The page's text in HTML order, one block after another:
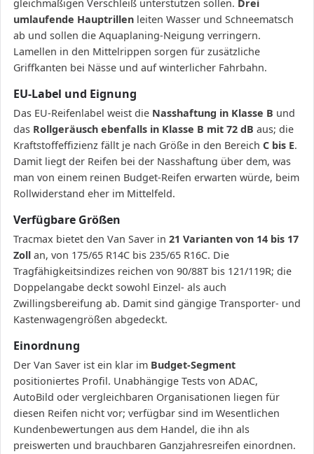
gleichmäßigen Verschleiß unterstützen sollen. Drei
umlaufende Hauptrillen leiten Wasser und Schneematsch
ab und sollen die Aquaplaning-Neigung verringern.
Lamellen in den Mittelrippen sorgen für zusätzliche
Griffkanten bei Nässe und auf winterlicher Fahrbahn.
EU-Label und Eignung
Das EU-Reifenlabel weist die Nasshaftung in Klasse B und
das Rollgeräusch ebenfalls in Klasse B mit 72 dB aus; die
Kraftstoffeffizienz fällt je nach Größe in den Bereich C bis E.
Damit liegt der Reifen bei der Nasshaftung über dem, was
man von einem reinen Budget-Reifen erwarten würde, beim
Rollwiderstand eher im Mittelfeld.
Verfügbare Größen
Tracmax bietet den Van Saver in 21 Varianten von 14 bis 17
Zoll an, von 175/65 R14C bis 235/65 R16C. Die
Tragfähigkeitsindizes reichen von 90/88T bis 121/119R; die
Doppelangabe deckt sowohl Einzel- als auch
Zwillingsbereifung ab. Damit sind gängige Transporter- und
Kastenwagengrößen abgedeckt.
Einordnung
Der Van Saver ist ein klar im Budget-Segment
positioniertes Profil. Unabhängige Tests von ADAC,
AutoBild oder vergleichbaren Organisationen liegen für
diesen Reifen nicht vor; verfügbar sind im Wesentlichen
Kundenbewertungen aus dem Handel, die ihn als
preiswerten und brauchbaren Ganzjahresreifen einordnen.